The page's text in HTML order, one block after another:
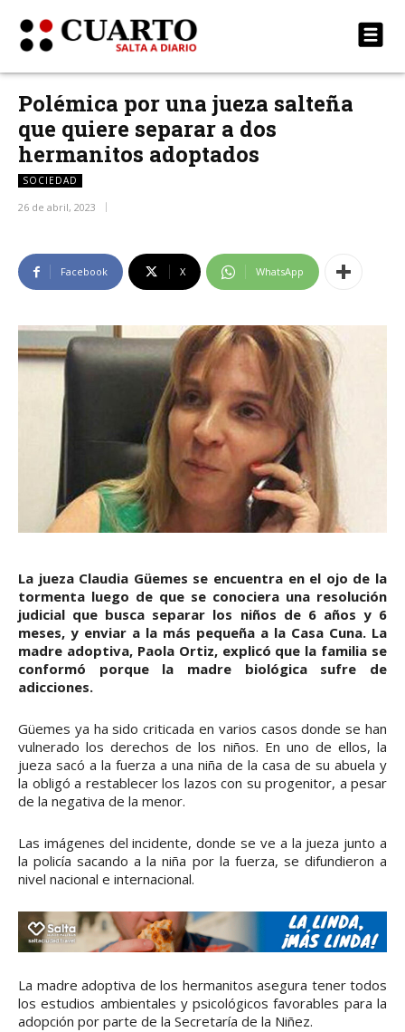
Polémica por una jueza salteña
que quiere separar a dos
hermanitos adoptados
SOCIEDAD
26 de abril, 2023
Facebook X WhatsApp
La jueza Claudia Güemes se encuentra en el ojo de la
tormenta luego de que se conociera una resolución
judicial que busca separar los niños de 6 años y 6
meses, y enviar a la más pequeña a la Casa Cuna. La
madre adoptiva, Paola Ortiz, explicó que la familia se
conformó porque la madre biológica sufre de
adicciones.
Güemes ya ha sido criticada en varios casos donde se han
vulnerado los derechos de los niños. En uno de ellos, la
jueza sacó a la fuerza a una niña de la casa de su abuela y
la obligó a restablecer los lazos con su progenitor, a pesar
de la negativa de la menor.
Las imágenes del incidente, donde se ve a la jueza junto a
la policía sacando a la niña por la fuerza, se difundieron a
nivel nacional e internacional.
La madre adoptiva de los hermanitos asegura tener todos
los estudios ambientales y psicológicos favorables para la
adopción por parte de la Secretaría de la Niñez.